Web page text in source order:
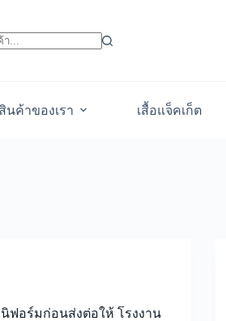
สินค้าของเรา เสื้อแจ็คเก็ต
ฟอร์มก่อนส่งต่อให้ โรงงาน